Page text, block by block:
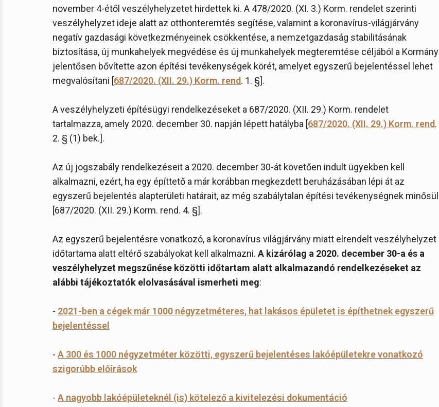
november 4-étől veszélyhelyzetet hirdettek ki. A 478/2020. (XI. 3.) Korm. rendelet szerinti
veszélyhelyzet ideje alatt az otthonteremtés segítése, valamint a koronavírus-világjárvány
negatív gazdasági következményeinek csökkentése, a nemzetgazdaság stabilitásának
biztosítása, új munkahelyek megvédése és új munkahelyek megteremtése céljából a Kormány
jelentősen bővítette azon építési tevékenységek körét, amelyet egyszerű bejelentéssel lehet
megvalósítani [687/2020. (XII. 29.) Korm. rend. 1. §].
A veszélyhelyzeti építésügyi rendelkezéseket a 687/2020. (XII. 29.) Korm. rendelet
tartalmazza, amely 2020. december 30. napján lépett hatályba [687/2020. (XII. 29.) Korm. rend.
2. § (1) bek.].
Az új jogszabály rendelkezéseit a 2020. december 30-át követően indult ügyekben kell
alkalmazni, ezért, ha egy építtető a már korábban megkezdett beruházásában lépi át az
egyszerű bejelentés alapterületi határait, az még szabálytalan építési tevékenységnek minősül
[687/2020. (XII. 29.) Korm. rend. 4. §].
Az egyszerű bejelentésre vonatkozó, a koronavírus világjárvány miatt elrendelt veszélyhelyzet
időtartama alatt eltérő szabályokat kell alkalmazni. A kizárólag a 2020. december 30-a és a
veszélyhelyzet megszűnése közötti időtartam alatt alkalmazandó rendelkezéseket az
alábbi tájékoztatók elolvasásával ismerheti meg:
- 2021-ben a cégek már 1000 négyzetméteres, hat lakásos épületet is építhetnek egyszerű
bejelentéssel
- A 300 és 1000 négyzetméter közötti, egyszerű bejelentéses lakóépületekre vonatkozó
szigorúbb előírások
- A nagyobb lakóépületeknél (is) kötelező a kivitelezési dokumentáció